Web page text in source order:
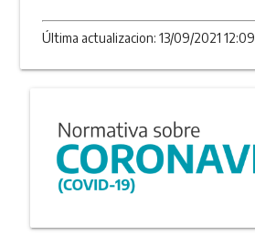
Última actualizacion: 13/09/2021 12:09